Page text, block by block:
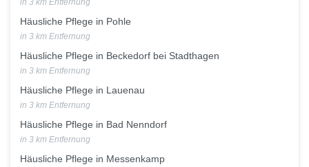
in 3 km Entfernung
Häusliche Pflege in Pohle
in 3 km Entfernung
Häusliche Pflege in Beckedorf bei Stadthagen
in 3 km Entfernung
Häusliche Pflege in Lauenau
in 3 km Entfernung
Häusliche Pflege in Bad Nenndorf
in 3 km Entfernung
Häusliche Pflege in Messenkamp